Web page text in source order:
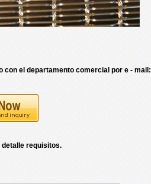
el departamento comercial por e - mail:
requisitos.